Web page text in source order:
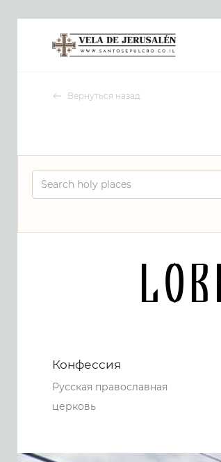
Вернуться назад
Конфессия
Русская православная
церковь